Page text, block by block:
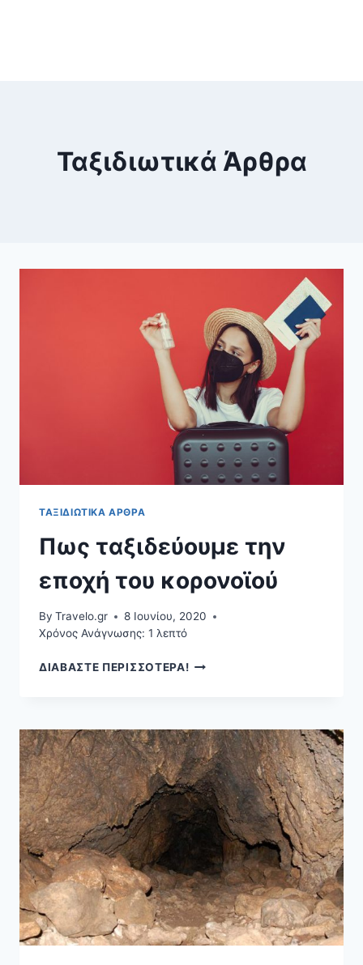
Ταξιδιωτικά Άρθρα
ΤΑΞΙΔΙΩΤΙΚΆ ΆΡΘΡΑ
Πως ταξιδεύουμε την
εποχή του κορονοϊού
By Travelo.gr
8 Ιουνίου, 2020
Χρόνος Ανάγνωσης: 1 λεπτό
ΔΙΑΒΑΣΤΕ ΠΕΡΙΣΣΟΤΕΡΑ!ΠΩΣ
ΤΟΥ
ΚΟΡΟΝΟΪΟΎ